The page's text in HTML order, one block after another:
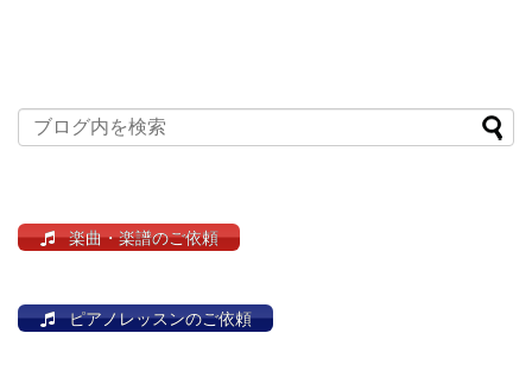
楽曲・楽譜のご依頼
ピアノレッスンのご依頼